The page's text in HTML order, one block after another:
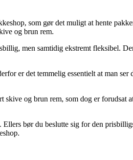
som gør det muligt at hente
og brun rem.
men samtidig ekstremt fleksibel.
er det temmelig essentielt at man ser
og brun rem, som dog er forudsat
bør du beslutte sig for den